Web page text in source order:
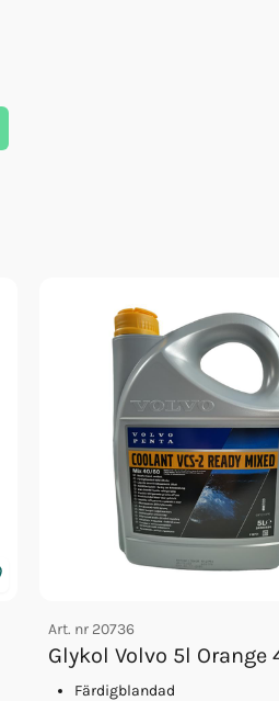
Art. nr 20736
Glykol Volvo 5l Orange
Färdigblandad